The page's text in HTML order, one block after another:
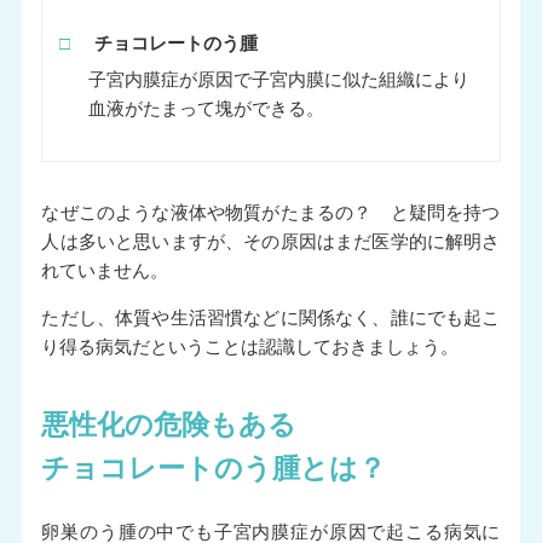
□
チョコレートのう腫
子宮内膜症が原因で子宮内膜に似た組織により
血液がたまって塊ができる。
なぜこのような液体や物質がたまるの？ と疑問を持つ
人は多いと思いますが、その原因はまだ医学的に解明さ
れていません。
ただし、体質や生活習慣などに関係なく、誰にでも起こ
り得る病気だということは認識しておきましょう。
悪性化の危険もある
チョコレートのう腫とは？
卵巣のう腫の中でも子宮内膜症が原因で起こる病気に